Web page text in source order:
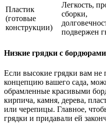
Пластик
(готовые
конструкции)
Легкость,
сборки,
подвержен
Низкие грядки с бордюрами
Если высокие грядки вам
концепцию вашего сада,
обрамленные красивыми
кирпича, камня, дерева,
или черепицы. Главное,
грядки и придавали ей